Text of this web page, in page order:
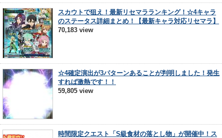
スカウトで狙え！最新リセマラランキング！☆4キャラ
のステータス詳細まとめ！【最新キャラ対応リセマラ】
70,183 view
☆4確定演出が3パターンあることが判明しました！発生
すれば激熱です！！
59,805 view
時間限定クエスト「S級食材の落とし物」が開催中！ス